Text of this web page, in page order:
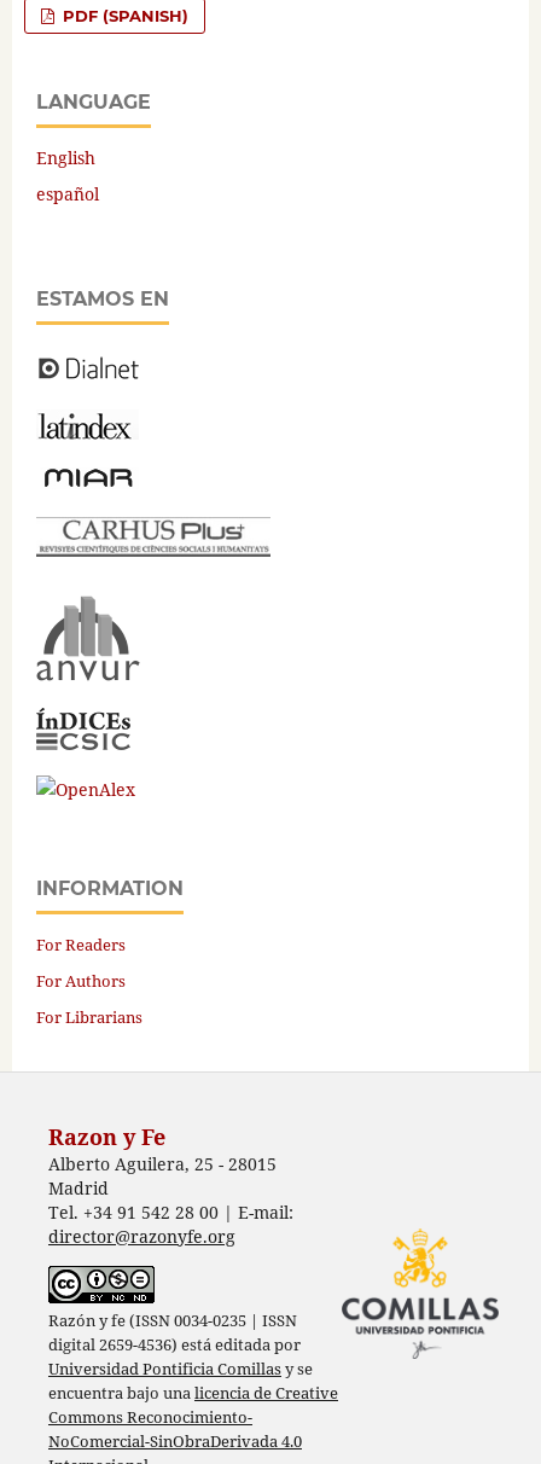
PDF (SPANISH)
LANGUAGE
English
español
ESTAMOS EN
INFORMATION
For Readers
For Authors
For Librarians
Razon y Fe
Alberto Aguilera, 25 - 28015
Madrid
Tel. +34 91 542 28 00 | E-mail:
director@razonyfe.org
Razón y fe (ISSN 0034-0235 | ISSN
digital 2659-4536) está editada por
Universidad Pontificia Comillasy se
encuentra bajo unalicencia de Creative
Commons Reconocimiento-
NoComercial-SinObraDerivada 4.0